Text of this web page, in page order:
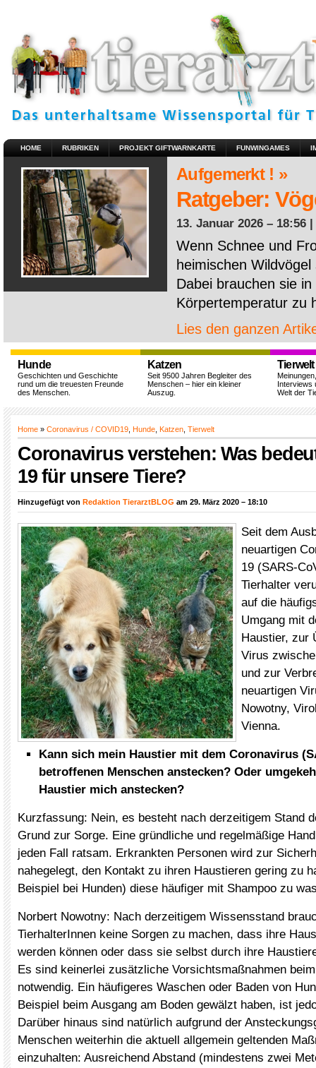
HOME RUBRIKEN PROJEKT GIFTWARNKARTE FUNWINGAMES
Aufgemerkt ! »
Ratgeber:
13. Januar 2026 – 18:56 |
Wenn Schnee und
heimischen
Dabei brauchen sie
Körpertemperatur zu
Lies den ganzen
Hunde
Geschichten und Geschichte
rund um die treuesten Freunde
des Menschen.
Katzen
Seit 9500 Jahren Begleiter des
Menschen – hier ein kleiner
Auszug.
Tierwelt
Interviews
Welt der
Home » Coronavirus / COVID19 Hunde Katzen Tierwelt
Coronavirus verstehen: Was
19 für unsere Tiere?
Hinzugefügt von Redaktion TierarztBLOG am 29. März 2020 – 18:10
Seit dem
neuartigen
19 (SARS-
Tierhalter
auf die
Umgang mit
Haustier, zur
Virus
und zur
neuartigen
Nowotny,
Vienna.
Kann sich mein Haustier mit dem Coronavirus
betroffenen Menschen anstecken? Oder
Haustier mich anstecken?
Kurzfassung: Nein, es besteht nach derzeitigem Stand
Grund zur Sorge. Eine gründliche und regelmäßige
jeden Fall ratsam. Erkrankten Personen wird zur
nahegelegt, den Kontakt zu ihren Haustieren gering zu
Beispiel bei Hunden) diese häufiger mit Shampoo zu
Norbert Nowotny: Nach derzeitigem Wissensstand
TierhalterInnen keine Sorgen zu machen, dass ihre
werden können oder dass sie selbst durch ihre
Es sind keinerlei zusätzliche Vorsichtsmaßnahmen
notwendig. Ein häufigeres Waschen oder Baden von
Beispiel beim Ausgang am Boden gewälzt haben, ist
Darüber hinaus sind natürlich aufgrund der
Menschen weiterhin die aktuell allgemein geltenden
einzuhalten: Ausreichend Abstand (mindestens zwei